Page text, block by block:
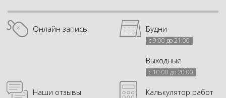
Онлайн запись Будни
с 9:00 до 21:00
Выходные
с 10:00 до 20:00
Наши отзывы Калькулятор работ